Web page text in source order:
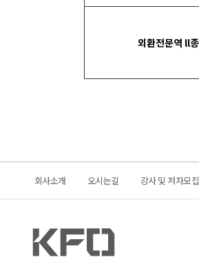
외환전문역 ll종
회사소개 오시는길 강사 및 저자모집